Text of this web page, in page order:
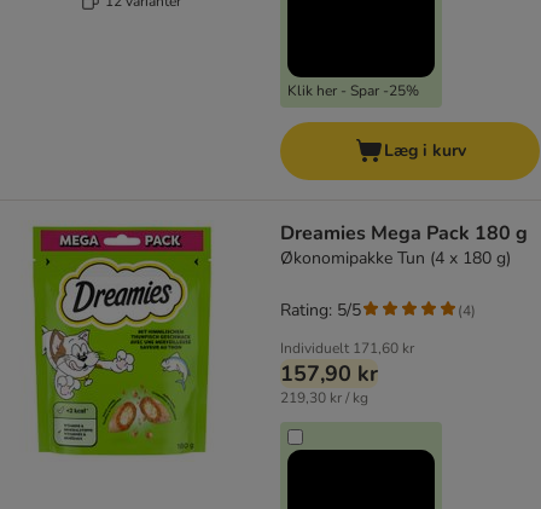
Klik her - Spar -25%
Læg i kurv
Dreamies Mega Pack 180 g
Økonomipakke Tun (4 x 180 g)
Individuelt 171,60 kr
157,90 kr
219,30 kr / kg
Rating: 5/5 (4)